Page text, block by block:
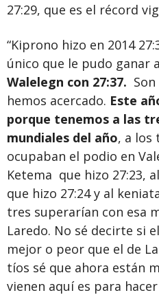
27:29, que es el récord
“Kiprono hizo en 2014
único que le pudo ganar
Walelegn con 27:37.
hemos acercado. Este
porque tenemos a las
mundiales del año, a los
ocupaban el podio en
Ketema que hizo 27:23,
que hizo 27:24 y al
tres superarían con esa
Laredo. No sé decirte si
mejor o peor que el de
tíos sé que ahora están
vienen aquí es para